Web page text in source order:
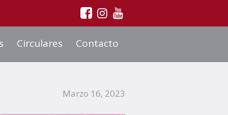
Circulares Contacto
Marzo 16, 2023